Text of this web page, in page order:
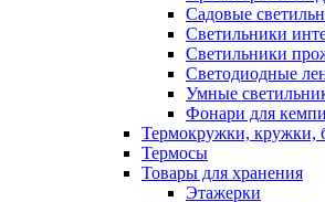
Садовые
Светильники
Светильники
Светодиодные
Умные
Фонари для
Термокружки, кружки,
Термосы
Товары для хранения
Этажерки